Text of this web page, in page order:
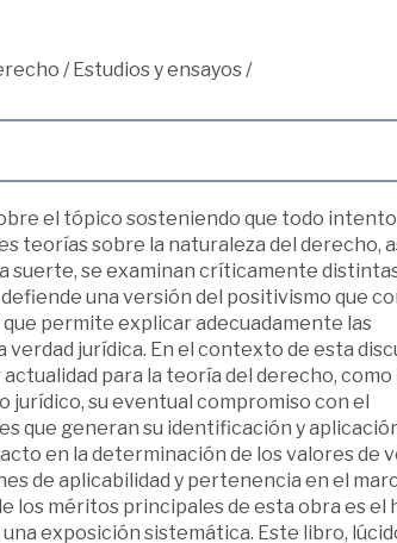
/Estudios y ensayos/
el tópico sosteniendo que todo
teorías sobre la naturaleza del derecho,
suerte, se examinan críticamente
una versión del positivismo que
permite explicar adecuadamente las
jurídica. En el contexto de esta
para la teoría del derecho, como
jurídico, su eventual compromiso con el
que generan su identificación y
en la determinación de los valores de
de aplicabilidad y pertenencia en el
los méritos principales de esta obra es el
exposición sistemática. Este libro,